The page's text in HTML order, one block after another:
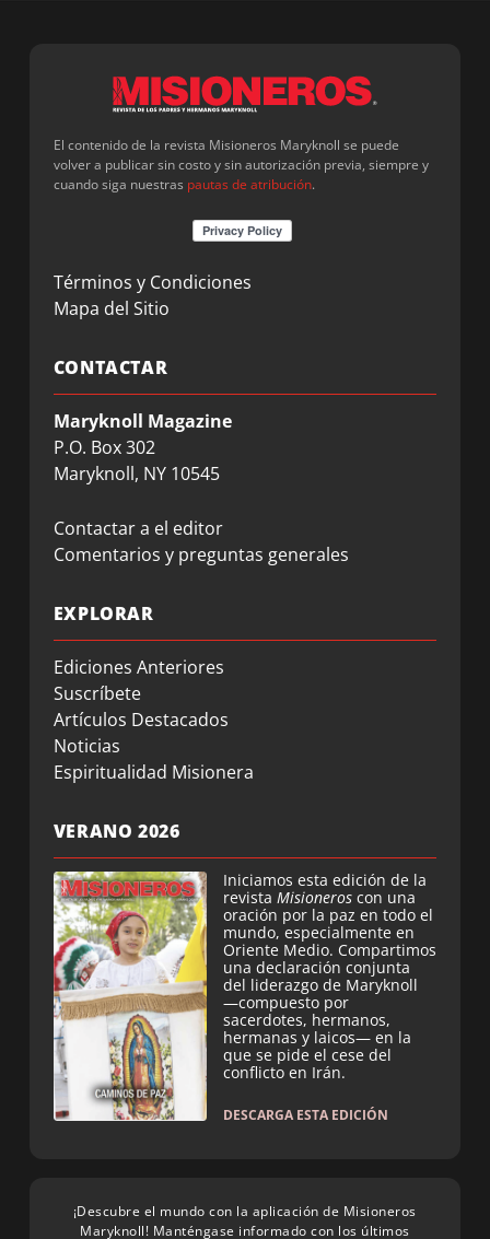
El contenido de la revista Misioneros Maryknoll se puede
volver a publicar sin costo y sin autorización previa, siempre y
cuando siga nuestras pautas de atribución.
Términos y Condiciones
Mapa del Sitio
CONTACTAR
Maryknoll Magazine
P.O. Box 302
Maryknoll, NY 10545
Contactar a el editor
Comentarios y preguntas generales
EXPLORAR
Ediciones Anteriores
Suscríbete
Artículos Destacados
Noticias
Espiritualidad Misionera
VERANO 2026
Iniciamos esta edición de la
revista Misioneros con una
oración por la paz en todo el
mundo, especialmente en
Oriente Medio. Compartimos
una declaración conjunta
del liderazgo de Maryknoll
—compuesto por
sacerdotes, hermanos,
hermanas y laicos— en la
que se pide el cese del
conflicto en Irán.
DESCARGA ESTA EDICIÓN
¡Descubre el mundo con la aplicación de Misioneros
Maryknoll! Manténgase informado con los últimos